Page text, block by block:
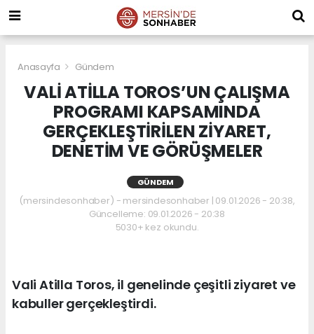
Anasayfa Gündem
VALİ ATİLLA TOROS’UN ÇALIŞMA
PROGRAMI KAPSAMINDA
GERÇEKLEŞTİRİLEN ZİYARET,
DENETİM VE GÖRÜŞMELER
GÜNDEM
(mersindesonhaber) - mersindesonhaber | 09.01.2026 - 20:38,
Güncelleme: 09.01.2026 - 20:38
5030+ kez okundu.
Vali Atilla Toros, il genelinde çeşitli ziyaret ve
kabuller gerçekleştirdi.